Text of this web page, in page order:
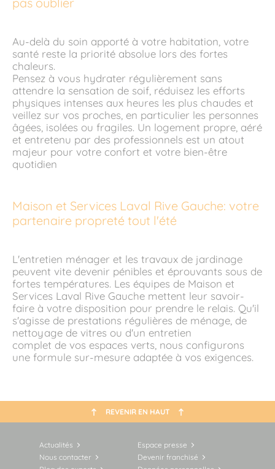
Au-delà du soin apporté à votre habitation, votre
santé reste la priorité absolue lors des fortes
chaleurs.
Pensez à vous hydrater régulièrement sans
attendre la sensation de soif, réduisez les efforts
physiques intenses aux heures les plus chaudes et
veillez sur vos proches, en particulier les personnes
âgées, isolées ou fragiles. Un logement propre, aéré
et entretenu par des professionnels est un atout
majeur pour votre confort et votre bien-être
quotidien
Maison et Services Laval Rive Gauche: votre
partenaire propreté tout l'été
L'entretien ménager et les travaux de jardinage
peuvent vite devenir pénibles et éprouvants sous de
fortes températures. Les équipes de Maison et
Services Laval Rive Gauche mettent leur savoir-
faire à votre disposition pour prendre le relais. Qu'il
s'agisse de prestations régulières de ménage, de
nettoyage de vitres ou d'un entretien
complet de vos espaces verts, nous configurons
une formule sur-mesure adaptée à vos exigences.
REVENIR EN HAUT
Actualités
Espace presse
Nous contacter
Devenir franchisé